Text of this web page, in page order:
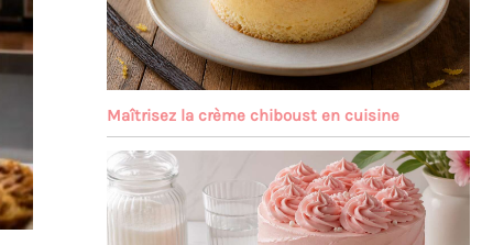
Maîtrisez la crème chiboust en cuisine